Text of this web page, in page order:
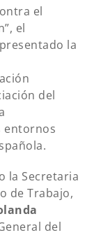
el
el
la
del
entornos
la Secretaria
de Trabajo,
del